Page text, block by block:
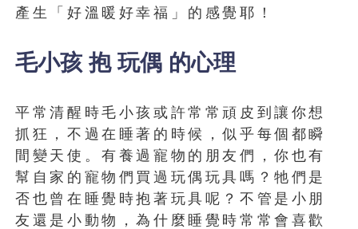
產生「好溫暖好幸福」的感覺耶！
毛小孩 抱 玩偶 的心理
平常清醒時毛小孩或許常常頑皮到讓你想
抓狂，不過在睡著的時候，似乎每個都瞬
間變天使。有養過寵物的朋友們，你也有
幫自家的寵物們買過玩偶玩具嗎？牠們是
否也曾在睡覺時抱著玩具呢？不管是小朋
友還是小動物，為什麼睡覺時常常會喜歡